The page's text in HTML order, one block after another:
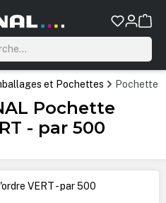
et Pochettes Pochettes
Pochette
- par 500